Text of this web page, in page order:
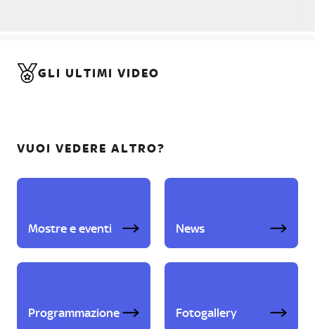
GLI ULTIMI VIDEO
VUOI VEDERE ALTRO?
Mostre e eventi News
Programmazione Fotogallery